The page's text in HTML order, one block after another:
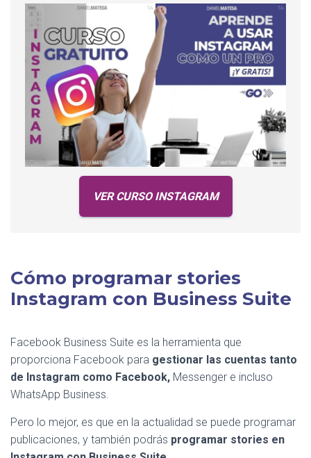
VER CURSO INSTAGRAM
Cómo programar stories
Instagram con Business Suite
Facebook Business Suite es la herramienta que
proporciona Facebook para gestionar las cuentas tanto
de Instagram como Facebook, Messenger e incluso
WhatsApp Business.
Pero lo mejor, es que en la actualidad se puede programar
publicaciones, y también podrás programar stories en